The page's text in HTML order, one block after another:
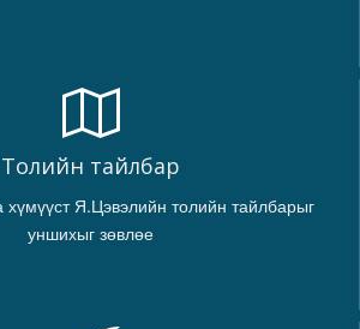
Толийн тайлбар
хүмүүст Я.Цэвэлийн толийн тайлбарыг
уншихыг зөвлөе